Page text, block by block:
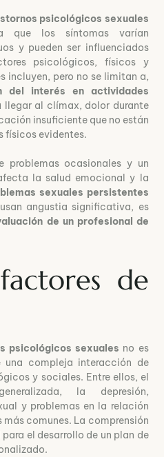
psicológicos sexuales
que los síntomas varían
y pueden ser influenciados
psicológicos, físicos y
incluyen, pero no se limitan a,
del interés en actividades
llegar al clímax, dolor durante
insuficiente que no están
físicos evidentes.
problemas ocasionales y un
la salud emocional y la
sexuales persistentes
angustia significativa, es
de un profesional de
de
psicológicos sexuales no es
una compleja interacción de
y sociales. Entre ellos, el
la depresión,
y problemas en la relación
más comunes. La comprensión
el desarrollo de un plan de